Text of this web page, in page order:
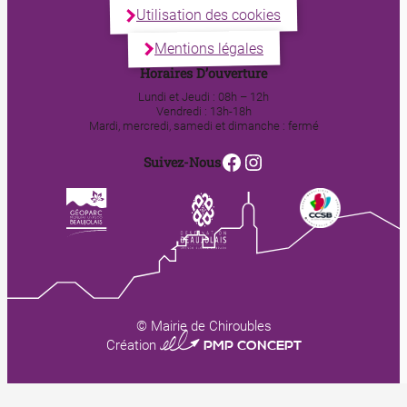
Utilisation des cookies
Mentions légales
Horaires D’ouverture
Lundi et Jeudi : 08h – 12h
Vendredi : 13h-18h
Mardi, mercredi, samedi et dimanche : fermé
Suivez-NousFacebook
Instagram
© Mairie de Chiroubles
Création 0123 PMP CONCEPT